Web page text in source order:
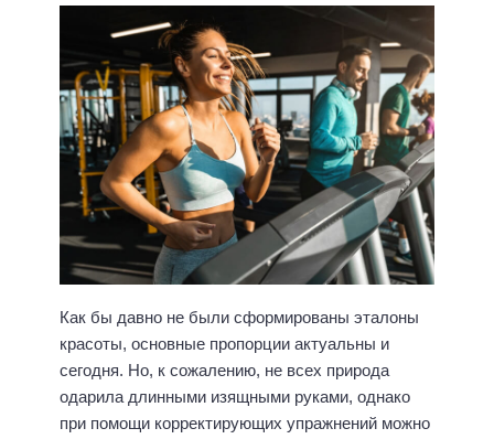
Как бы давно не были сформированы эталоны
красоты, основные пропорции актуальны и
сегодня. Но, к сожалению, не всех природа
одарила длинными изящными руками, однако
при помощи корректирующих упражнений можно